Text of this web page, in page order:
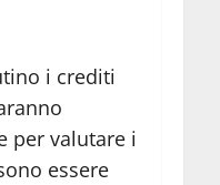
i crediti
per valutare i
essere